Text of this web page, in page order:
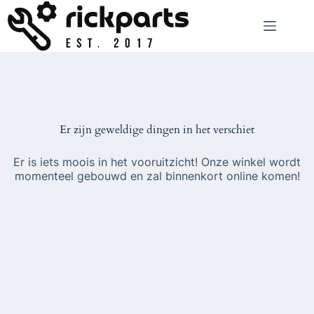
naar
de
inhoud
Er zijn geweldige dingen in het verschiet
Er is iets moois in het vooruitzicht! Onze winkel wordt
momenteel gebouwd en zal binnenkort online komen!